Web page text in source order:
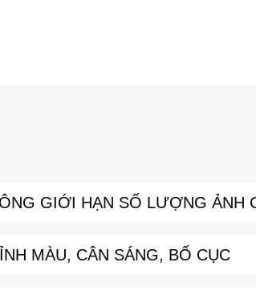
GIỚI HẠN SỐ LƯỢNG ẢNH
MÀU, CÂN SÁNG, BỐ CỤC